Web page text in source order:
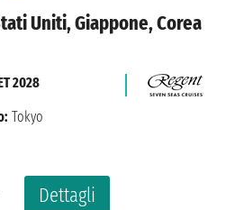
Uniti, Giappone, Corea
Dettagli
2028
Tokyo